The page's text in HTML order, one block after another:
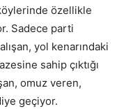
özellikle
Sadece parti
yol kenarındaki
sahip çıktığı
omuz veren,
geçiyor.